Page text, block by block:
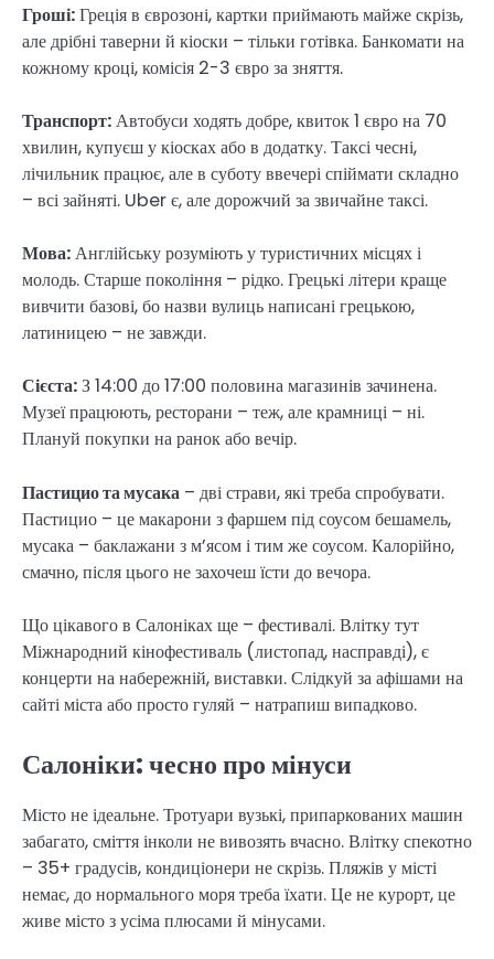
Гроші:Греція в єврозоні, картки приймають майже скрізь,
але дрібні таверни й кіоски – тільки готівка. Банкомати на
кожному кроці, комісія 2-3 євро за зняття.
Транспорт:Автобуси ходять добре, квиток 1 євро на 70
хвилин, купуєш у кіосках або в додатку. Таксі чесні,
лічильник працює, але в суботу ввечері спіймати складно
– всі зайняті. Uber є, але дорожчий за звичайне таксі.
Мова:Англійську розуміють у туристичних місцях і
молодь. Старше покоління – рідко. Грецькі літери краще
вивчити базові, бо назви вулиць написані грецькою,
латиницею – не завжди.
Сієста:З 14:00 до 17:00 половина магазинів зачинена.
Музеї працюють, ресторани – теж, але крамниці – ні.
Плануй покупки на ранок або вечір.
Пастицио та мусака – дві страви, які треба спробувати.
Пастицио – це макарони з фаршем під соусом бешамель,
мусака – баклажани з м’ясом і тим же соусом. Калорійно,
смачно, після цього не захочеш їсти до вечора.
Що цікавого в Салоніках ще – фестивалі. Влітку тут
Міжнародний кінофестиваль (листопад, насправді), є
концерти на набережній, виставки. Слідкуй за афішами на
сайті міста або просто гуляй – натрапиш випадково.
Салоніки: чесно про мінуси
Місто не ідеальне. Тротуари вузькі, припаркованих машин
забагато, сміття інколи не вивозять вчасно. Влітку спекотно
– 35+ градусів, кондиціонери не скрізь. Пляжів у місті
немає, до нормального моря треба їхати. Це не курорт, це
живе місто з усіма плюсами й мінусами.